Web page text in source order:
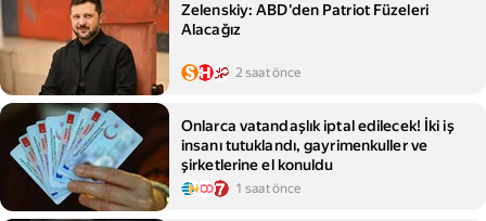
Zelenskiy: ABD'den Patriot Füzeleri
Alacağız
2 saat önce
Onlarca vatandaşlık iptal edilecek! İki iş
insanı tutuklandı, gayrimenkuller ve
şirketlerine el konuldu
1 saat önce